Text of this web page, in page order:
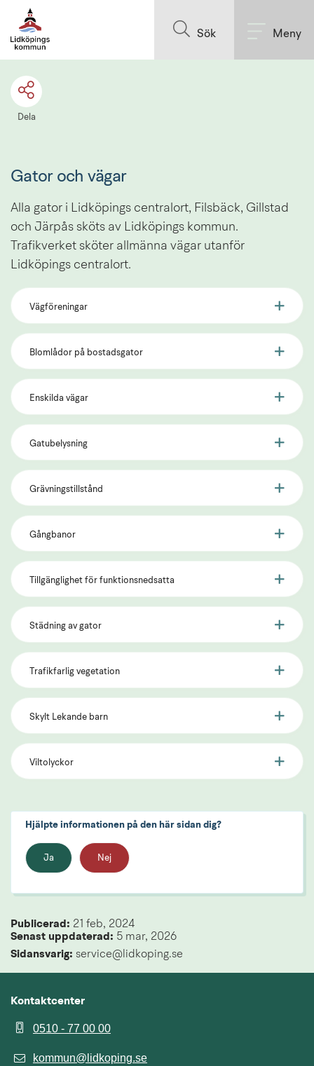
Sök Meny
Dela
Gator och vägar
Alla gator i Lidköpings centralort, Filsbäck, Gillstad
och Järpås sköts av Lidköpings kommun.
Trafikverket sköter allmänna vägar utanför
Lidköpings centralort.
Vägföreningar
Blomlådor på bostadsgator
Enskilda vägar
Gatubelysning
Grävningstillstånd
Gångbanor
Tillgänglighet för funktionsnedsatta
Städning av gator
Trafikfarlig vegetation
Skylt Lekande barn
Viltolyckor
Hjälpte informationen på den här sidan dig?
Ja Nej
Publicerad: 21 feb, 2024
Senast uppdaterad: 5 mar, 2026
Sidansvarig: service@lidkoping.se
Kontaktcenter
0510 - 77 00 00
kommun@lidkoping.se